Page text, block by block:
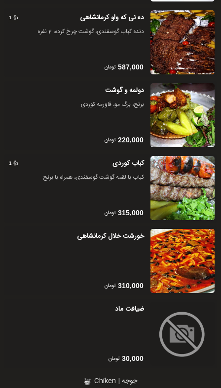
👍
1 ده نی که واو کرمانشاهی
دنده کباب گوسفندی، گوشت چرخ کرده، 2 نفره
587,000 تومان
دولمه و گوشت
برنج، برگ مو، قاورمه کوردی
220,000 تومان
👍
1 کباب کوردی
کباب با لقمه گوشت گوسفندی، همراه با برنج
315,000 تومان
خورشت خلال کرمانشاهی
310,000 تومان
ضیافت ماد
30,000 تومان
جوجه | Chiken